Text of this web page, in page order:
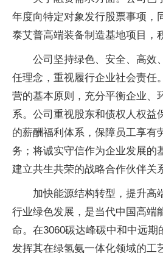
年度向特定对象发行股票事项，
泰艾普高端装备制造基地项目，
公司坚持绿色、安全、高效
任理念，重视履行企业社会责任
营的基本原则，充分平衡企业、
系。公司重视股东和债权人权益
的薪酬福利体系，保障员工享有
务；将诚实守信作为企业发展的
建立共生共荣的战略合作伙伴关
加快能源结构转型，提升高
行业绿色发展，是当代中国高端
命。在3060碳达峰碳中和中远期
发挥其在绿氢氨一体化领域的工